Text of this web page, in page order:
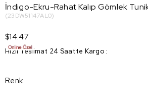
İndigo-Ekru-Rahat Kalıp Gömlek
(23DW51147AL0)
$14.47
Hızlı Teslimat 24 Saatte Kargo :
Renk